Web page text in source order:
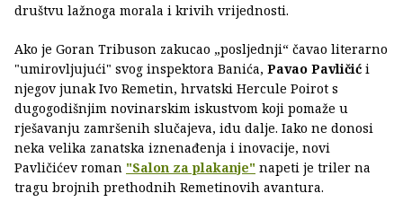
društvu lažnoga morala i krivih vrijednosti.
Ako je Goran Tribuson zakucao „posljednji“ čavao literarno
"umirovljujući" svog inspektora Banića, Pavao Pavličić i
njegov junak Ivo Remetin, hrvatski Hercule Poirot s
dugogodišnjim novinarskim iskustvom koji pomaže u
rješavanju zamršenih slučajeva, idu dalje. Iako ne donosi
neka velika zanatska iznenađenja i inovacije, novi
Pavličićev roman "Salon za plakanje" napeti je triler na
tragu brojnih prethodnih Remetinovih avantura.